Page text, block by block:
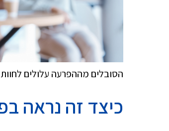
הסובלים מההפרעה עלולים
כיצד זה נראה